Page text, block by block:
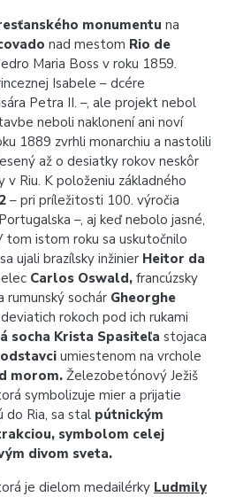
monumentu na
nad mestom Rio de
Maria Boss v roku 1859.
Isabele – dcére
Petra II. –, ale projekt nebol
neboli naklonení ani noví
1889 zvrhli monarchiu a nastolili
až o desiatky rokov neskôr
Riu. K položeniu základného
– pri príležitosti 100. výročia
–, aj keď nebolo jasné,
tom istom roku sa uskutočnilo
ujali brazílsky inžinier Heitor da
Carlos Oswald, francúzsky
rumunský sochár Gheorghe
rokoch pod ich rukami
socha Krista Spasiteľa stojaca
umiestenom na vrchole
morom. Železobetónový Ježiš
symbolizuje mier a prijatie
do Ria, sa stal pútnickým
symbolom celej
divom sveta.
je dielom medailérky Ludmily